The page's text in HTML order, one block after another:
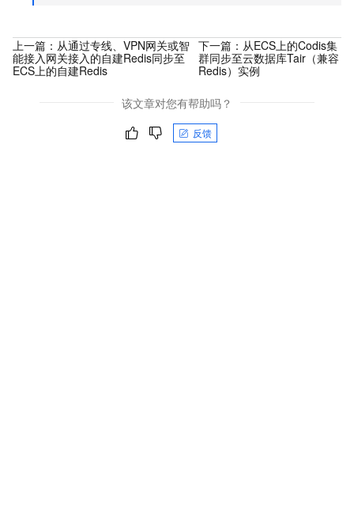
上一篇： 从通过专线、VPN网关或智
能接入网关接入的自建Redis同步至
ECS上的自建Redis
下一篇： 从ECS上的Codis集
群同步至云数据库Tair（兼容
Redis）实例
该文章对您有帮助吗？
反馈